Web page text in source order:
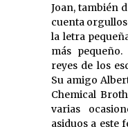
Joan, también
cuenta
la letra
más
reyes de los
Su amigo
Chemical
varias
asiduos a este